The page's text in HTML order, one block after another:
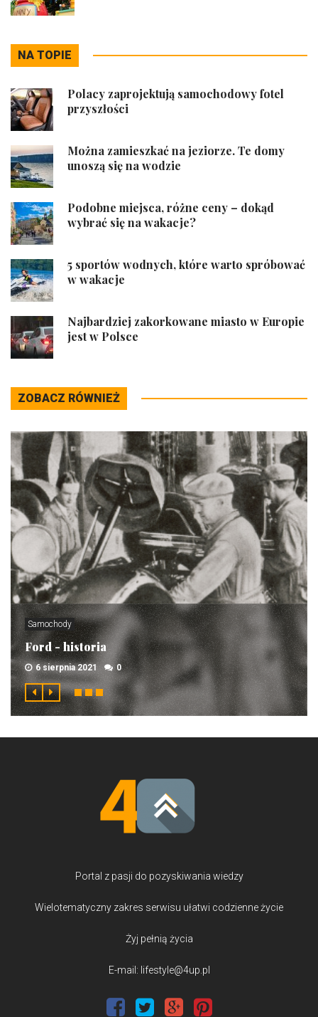
NA TOPIE
Polacy zaprojektują samochodowy fotel
przyszłości
Można zamieszkać na jeziorze. Te domy
unoszą się na wodzie
Podobne miejsca, różne ceny – dokąd
wybrać się na wakacje?
5 sportów wodnych, które warto spróbować
w wakacje
Najbardziej zakorkowane miasto w Europie
jest w Polsce
ZOBACZ RÓWNIEŻ
Samochody
Ford - historia
6 sierpnia 2021 0
Portal z pasji do pozyskiwania wiedzy
Wielotematyczny zakres serwisu ułatwi codzienne życie
Żyj pełnią życia
E-mail: lifestyle@4up.pl